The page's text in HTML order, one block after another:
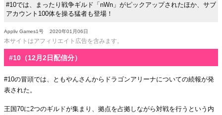
#10では、まったり戦争ギルド「nWn」がピックアップされたほか、サブ
アカウント100体を操る猛者も登場！
Appliv Games1号 2020年01月06日
本サイトはアフィリエイト広告を含みます。
#10（12月2日配信分）
#10の冒頭では、ともやんさんからドラゴンアリーナについての続報が発
表された。
王国70に2つのギルドが集まり、拠点を占拠しながら対戦を行うという内